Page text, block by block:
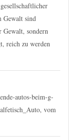
Gewalt sind
sondern
reich zu werden
autos-beim-g-
vom